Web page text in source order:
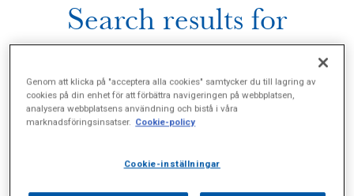
Search results for
Genom att klicka på "acceptera alla cookies" samtycker du till lagring av
cookies på din enhet för att förbättra navigeringen på webbplatsen,
analysera webbplatsens användning och bistå i våra
marknadsföringsinsatser. Cookie-policy
Cookie-inställningar